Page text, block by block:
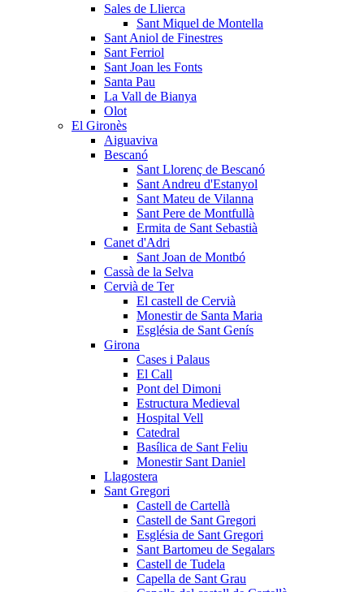
Sales de Llierca
Sant Miquel de Montella
Sant Aniol de Finestres
Sant Ferriol
Sant Joan les Fonts
Santa Pau
La Vall de Bianya
Olot
El Gironès
Aiguaviva
Bescanó
Sant Llorenç de Bescanó
Sant Andreu d'Estanyol
Sant Mateu de Vilanna
Sant Pere de Montfullà
Ermita de Sant Sebastià
Canet d'Adri
Sant Joan de Montbó
Cassà de la Selva
Cervià de Ter
El castell de Cervià
Monestir de Santa Maria
Església de Sant Genís
Girona
Cases i Palaus
El Call
Pont del Dimoni
Estructura Medieval
Hospital Vell
Catedral
Basílica de Sant Feliu
Monestir Sant Daniel
Llagostera
Sant Gregori
Castell de Cartellà
Castell de Sant Gregori
Església de Sant Gregori
Sant Bartomeu de Segalars
Castell de Tudela
Capella de Sant Grau